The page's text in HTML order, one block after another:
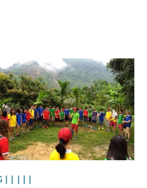
image
| | | | |